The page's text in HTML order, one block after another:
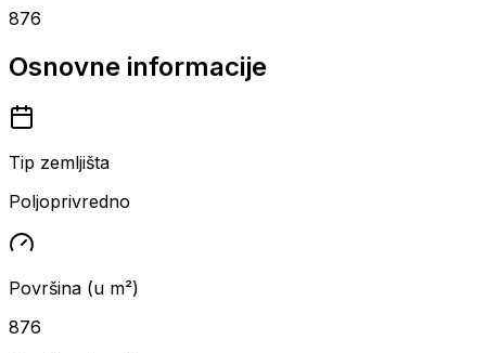
876
Osnovne informacije
Tip zemljišta
Poljoprivredno
Površina (u m²)
876